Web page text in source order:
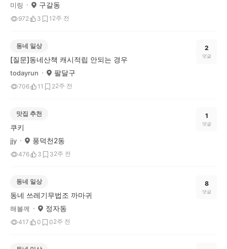
미링 구갈동
972 3 1 2주 전
동네 일상
[질문]동네산책 캐시적립 안되는 경우
todayrun 팔달구
706 11 22주 전
2
댓글
맛집 추천
쿠키
jjy 풍덕천2동
476 3 32주 전
1
댓글
동네 일상
동네 쓰레기무법조 까마귀
해볼께 정자동
417 0 02주 전
8
댓글